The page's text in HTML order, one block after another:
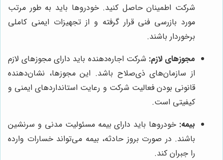
شرکت اطمینان حاصل کنید. خودروها باید به طور مرتب
مورد بازرسی فنی قرار گرفته و از تجهیزات ایمنی کاملی
برخوردار باشند.
مجوزهای لازم: شرکت اجاره‌دهنده باید دارای مجوزهای لازم
از سازمان‌های ذی‌صلاح باشد. این مجوزها، نشان‌دهنده
قانونی بودن فعالیت شرکت و رعایت استانداردهای ایمنی و
کیفیتی است.
بیمه: خودروها باید دارای بیمه مسئولیت مدنی و سرنشین
باشند. در صورت بروز حادثه، بیمه می‌تواند خسارات وارده
را جبران کند.